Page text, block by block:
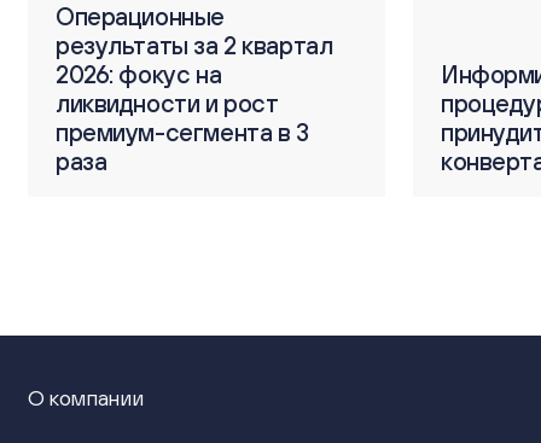
Операционные
результаты за 2 квартал
2026: фокус на
ликвидности и рост
премиум-сегмента в 3
раза
Информирование о
процедуре
принудительной
О компании